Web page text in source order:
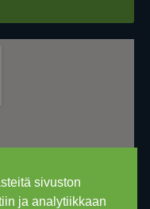
sivuston
ja analytiikkaan